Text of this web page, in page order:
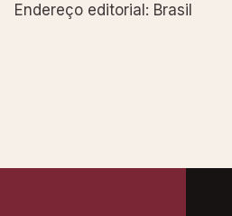
Endereço editorial: Brasil